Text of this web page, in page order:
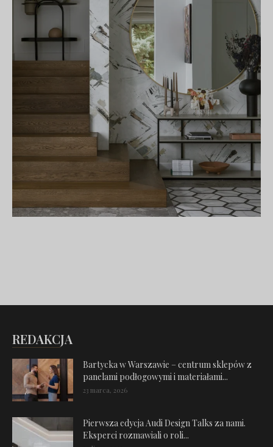
REDAKCJA
Bartycka w Warszawie – centrum sklepów z
panelami podłogowymi i materiałami...
23 marca, 2026
Pierwsza edycja Audi Design Talks za nami.
Eksperci rozmawiali o roli...